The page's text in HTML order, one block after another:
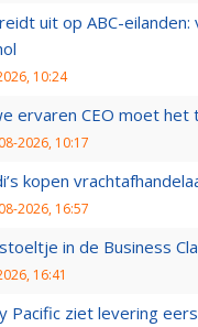
uit op ABC-
10:24
ervaren CEO moet
2026, 10:17
kopen
2026, 16:57
in de Business
16:41
Pacific ziet levering